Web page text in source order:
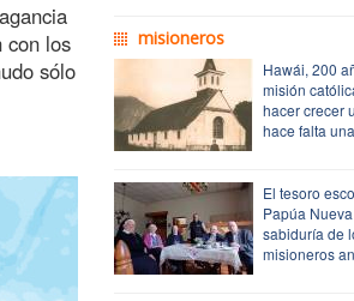
con los
sólo
misioneros
Hawái, 200
misión
hacer crecer
hace falta
El tesoro
Papúa
sabiduría de
misioneros